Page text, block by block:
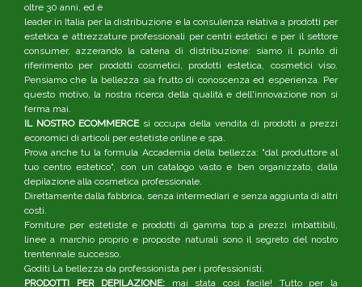
oltre 30 anni, ed è
leader in Italia per la distribuzione e la consulenza relativa a prodotti per
estetica e attrezzature professionali per centri estetici e per il settore
consumer, azzerando la catena di distribuzione: siamo il punto di
riferimento per prodotti cosmetici, prodotti estetica, cosmetici viso.
Pensiamo che la bellezza sia frutto di conoscenza ed esperienza. Per
questo motivo, la nostra ricerca della qualità e dell'innovazione non si
ferma mai.
IL NOSTRO ECOMMERCEsi occupa della vendita di prodotti a prezzi
economici di articoli per estetiste online e spa.
Prova anche tu la formula Accademia della bellezza: "dal produttore al
tuo centro estetico", con un catalogo vasto e ben organizzato, dalla
depilazione alla cosmetica professionale.
Direttamente dalla fabbrica, senza intermediari e senza aggiunta di altri
costi.
Forniture per estetiste e prodotti di gamma top a prezzi imbattibili,
linee a marchio proprio e proposte naturali sono il segreto del nostro
trentennale successo.
Goditi La bellezza da professionista per i professionisti.
PRODOTTI PER DEPILAZIONE: mai stata così facile! Tutto per la